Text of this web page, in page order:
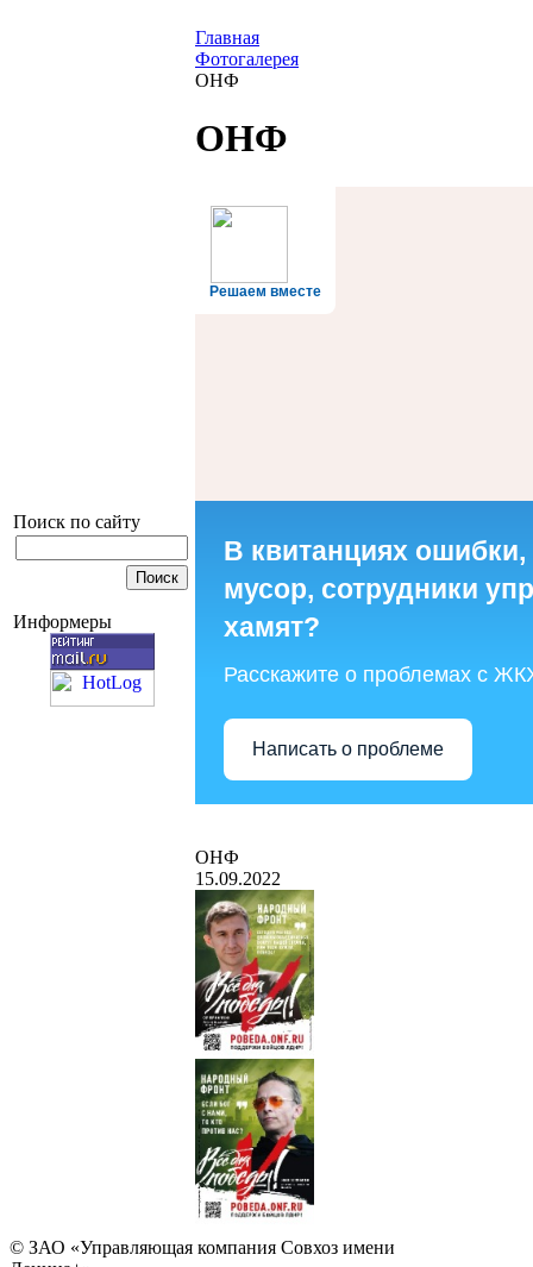
Поиск по сайту
Информеры
Главная
Фотогалерея
ОНФ
ОНФ
Решаем вместе
В квитанциях
мусор, сотрудники
хамят?
Расскажите о проблемах с
Написать о проблеме
ОНФ
15.09.2022
© ЗАО «Управляющая компания Совхоз имени